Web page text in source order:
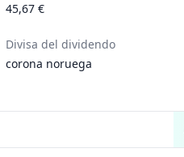
45,67 €
Divisa del dividendo
corona noruega